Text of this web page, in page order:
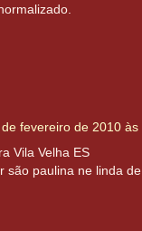
de fevereiro de 2010 às
Vila Velha ES
são paulina ne linda